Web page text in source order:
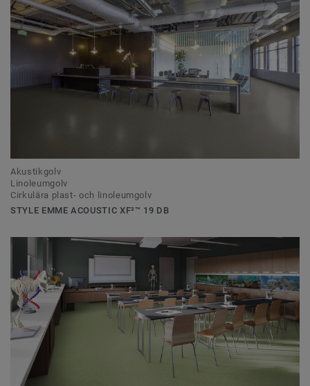
Akustikgolv
Linoleumgolv
Cirkulära plast- och linoleumgolv
STYLE EMME ACOUSTIC XF²™ 19 DB